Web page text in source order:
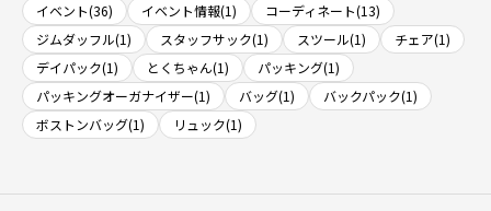
イベント(36)
イベント情報(1)
コーディネート(13)
ジムダッフル(1)
スタッフサック(1) スツール(1)
チェア(1)
デイパック(1)
とくちゃん(1)
パッキング(1)
パッキングオーガナイザー(1)
バッグ(1)
バックパック(1)
ボストンバッグ(1)
リュック(1)